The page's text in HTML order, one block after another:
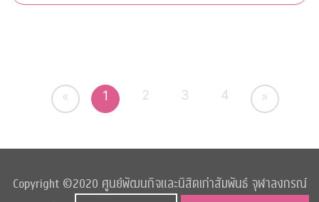
« 1 2 3 4 »
Copyright ©2020 ศูนย์พัฒนกิจและนิสิตเก่าสัมพันธ์ จุฬาลงกรณ์